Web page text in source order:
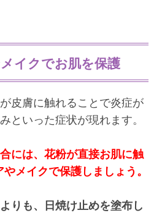
イクでお肌を保護
皮膚に触れることで炎症が
といった症状が現れます。
には、花粉が直接お肌に触
メイクで保護しましょう。
りも、日焼け止めを塗布し